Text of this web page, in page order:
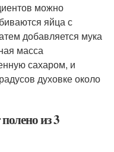
можно
яйца с
добавляется мука
масса
сахаром, и
духовке около
из 3